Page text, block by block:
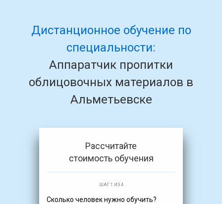
Дистанционное обучение по
специальности:
Аппаратчик пропитки
облицовочных материалов в
Альметьевске
Рассчитайте
стоимость обучения
ШАГ 1 ИЗ 4
Сколько человек нужно обучить?